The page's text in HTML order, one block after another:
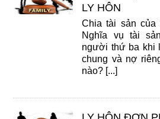
LY HÔN
Chia tài sản
Nghĩa vụ tài
người thứ ba khi
chung và nợ
nào? [...]